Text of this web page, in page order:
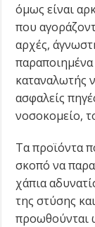
όμως είναι
που
αρχές,
παραποιημένα
καταναλωτής
ασφαλείς
νοσοκομείο,
Τα προϊόντα
σκοπό να
χάπια
της στύσης
προωθούνται